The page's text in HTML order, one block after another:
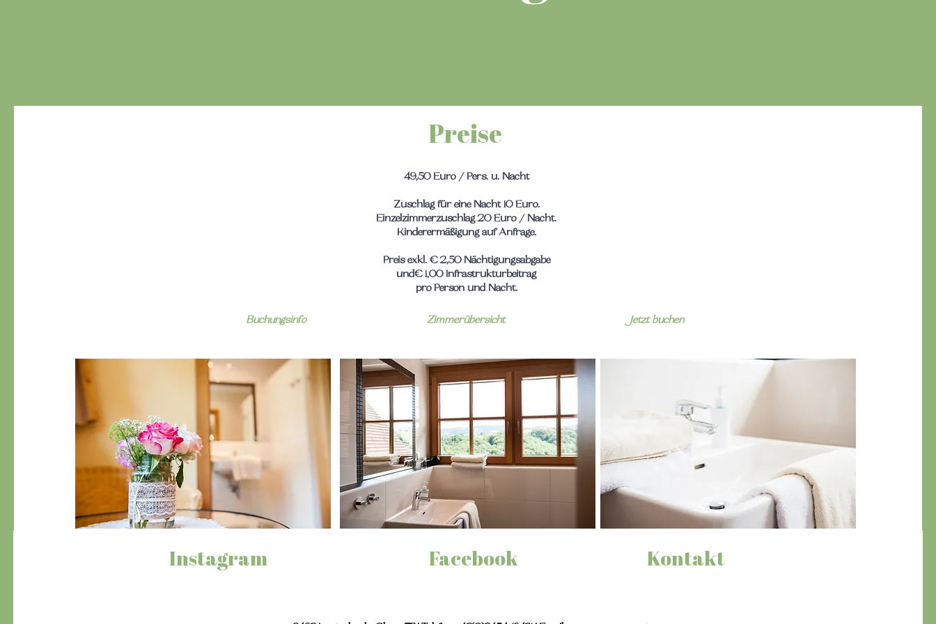
Preise
49,50 Euro / Pers. u. Nacht
Zuschlag für eine Nacht 10 Euro.
Einzelzimmerzuschlag 20 Euro / Nacht.
Kinderermäßigung auf Anfrage.
Preis exkl. € 2,50 Nächtigungsabgabe
und€ 1,00 Infrastrukturbeitrag
pro Person und Nacht.
Buchungsinfo Zimmerübersicht Jetzt buchen
Instagram Facebook Kontakt